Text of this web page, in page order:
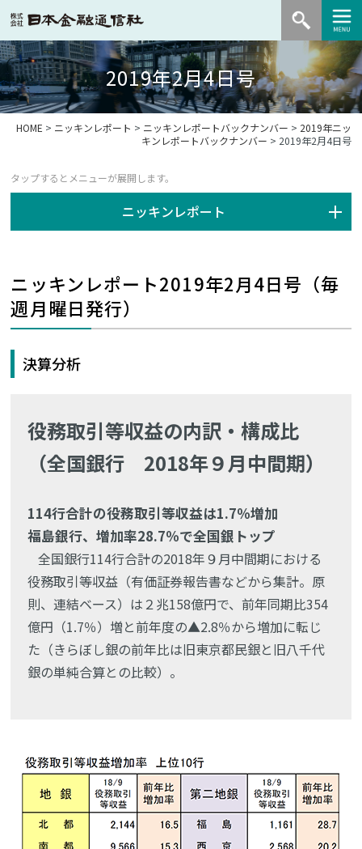
2019年2月4日号
HOME > ニッキンレポート > ニッキンレポートバックナンバー > 2019年ニッ
キンレポートバックナンバー > 2019年2月4日号
ニッキンレポート
ニッキンレポート2019年2月4日号（毎
週月曜日発行）
決算分析
役務取引等収益の内訳・構成比
（全国銀行 2018年９月中間期）
114行合計の役務取引等収益は1.7％増加
福島銀行、増加率28.7％で全国銀トップ
全国銀行114行合計の2018年９月中間期における
役務取引等収益（有価証券報告書などから集計。原
則、連結ベース）は２兆158億円で、前年同期比354
億円（1.7％）増と前年度の▲2.8％から増加に転じ
た（きらぼし銀の前年比は旧東京都民銀と旧八千代
銀の単純合算との比較）。